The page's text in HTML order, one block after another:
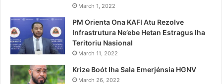
March 1, 2022
PM Orienta Ona KAFI Atu Rezolve
Infrastrutura Ne’ebe Hetan Estragus Iha
Teritoriu Nasional
March 11, 2022
Krize Boót Iha Sala Emerjénsia HGNV
March 26, 2022